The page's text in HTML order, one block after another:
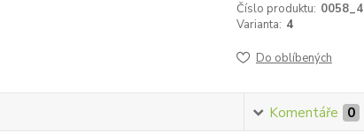
Číslo produktu: 0058_4
Varianta: 4
Do oblíbených
Komentáře 0